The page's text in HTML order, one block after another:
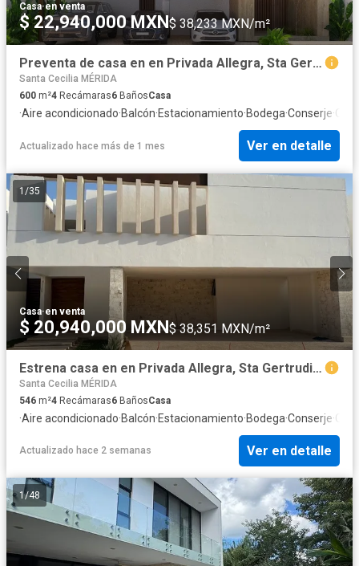
Casa·en venta
$ 22,940,000 MXN$ 38,233 MXN/m²
Preventa de casa en en Privada Allegra, Sta Gertrudis, Cabo Norte, MDA, Yucatán
Santa Cecilia MÉRIDA
600 m²4 Recámaras6 BañosCasa
·Aire acondicionado·Balcón·Estacionamiento·Bodega·Conserje·
Actualizado hace más de 1 mes Ver en detalle
1 /35
Casa·en venta
$ 20,940,000 MXN$ 38,351 MXN/m²
Estrena casa en en Privada Allegra, Sta Gertrudis, Cabo Norte, Mérida, Yucatán
Santa Cecilia MÉRIDA
546 m²4 Recámaras6 BañosCasa
·Aire acondicionado·Balcón·Estacionamiento·Bodega·Conserje·
Actualizado hace 2 semanas Ver en detalle
1/48